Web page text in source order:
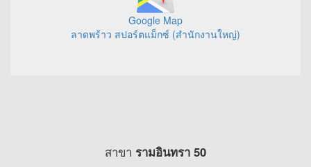
Google Map
ลาดพร้าว สปอร์ตแม็กซ์ (สำนักงานใหญ่)
สาขา รามอินทรา 50